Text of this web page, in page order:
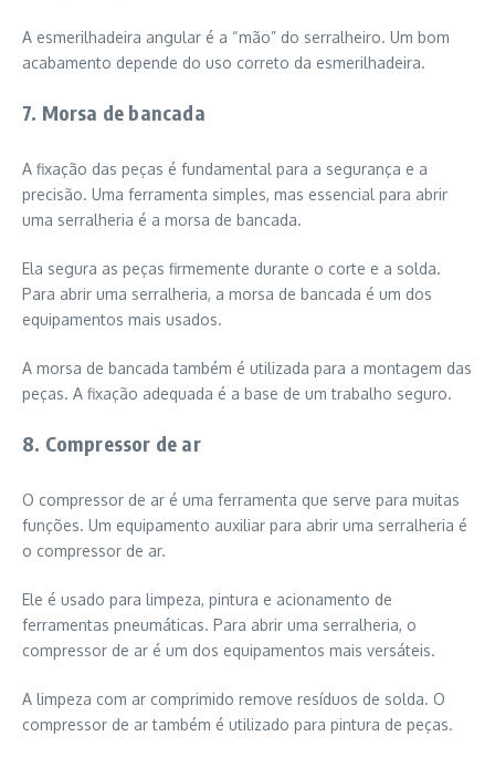
A esmerilhadeira angular é a “mão” do serralheiro. Um bom
acabamento depende do uso correto da esmerilhadeira.
7. Morsa de bancada
A fixação das peças é fundamental para a segurança e a
precisão. Uma ferramenta simples, mas essencial para abrir
uma serralheria é a morsa de bancada.
Ela segura as peças firmemente durante o corte e a solda.
Para abrir uma serralheria, a morsa de bancada é um dos
equipamentos mais usados.
A morsa de bancada também é utilizada para a montagem das
peças. A fixação adequada é a base de um trabalho seguro.
8. Compressor de ar
O compressor de ar é uma ferramenta que serve para muitas
funções. Um equipamento auxiliar para abrir uma serralheria é
o compressor de ar.
Ele é usado para limpeza, pintura e acionamento de
ferramentas pneumáticas. Para abrir uma serralheria, o
compressor de ar é um dos equipamentos mais versáteis.
A limpeza com ar comprimido remove resíduos de solda. O
compressor de ar também é utilizado para pintura de peças.